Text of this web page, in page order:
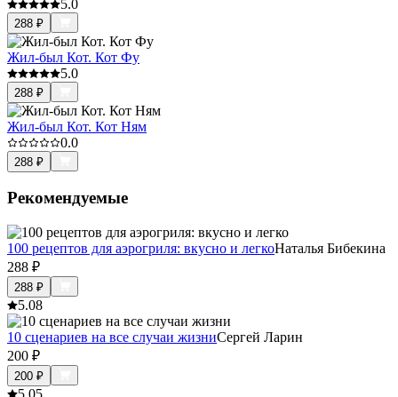
5.0
288 ₽
Жил-был Кот. Кот Фу
5.0
288 ₽
Жил-был Кот. Кот Ням
0.0
288 ₽
Рекомендуемые
100 рецептов для аэрогриля: вкусно и легкоНаталья Бибекина
288 ₽
288 ₽
5.08
10 сценариев на все случаи жизниСергей Ларин
200 ₽
200 ₽
5.05